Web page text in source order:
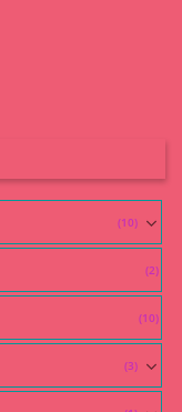
(10)
(2)
(10)
(3)